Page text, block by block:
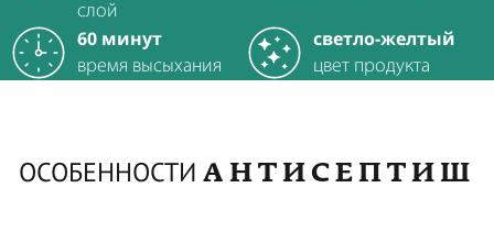
слой
60 минут
время высыхания
светло-желтый
цвет продукта
ОСОБЕННОСТИ АНТИСЕПТИШ